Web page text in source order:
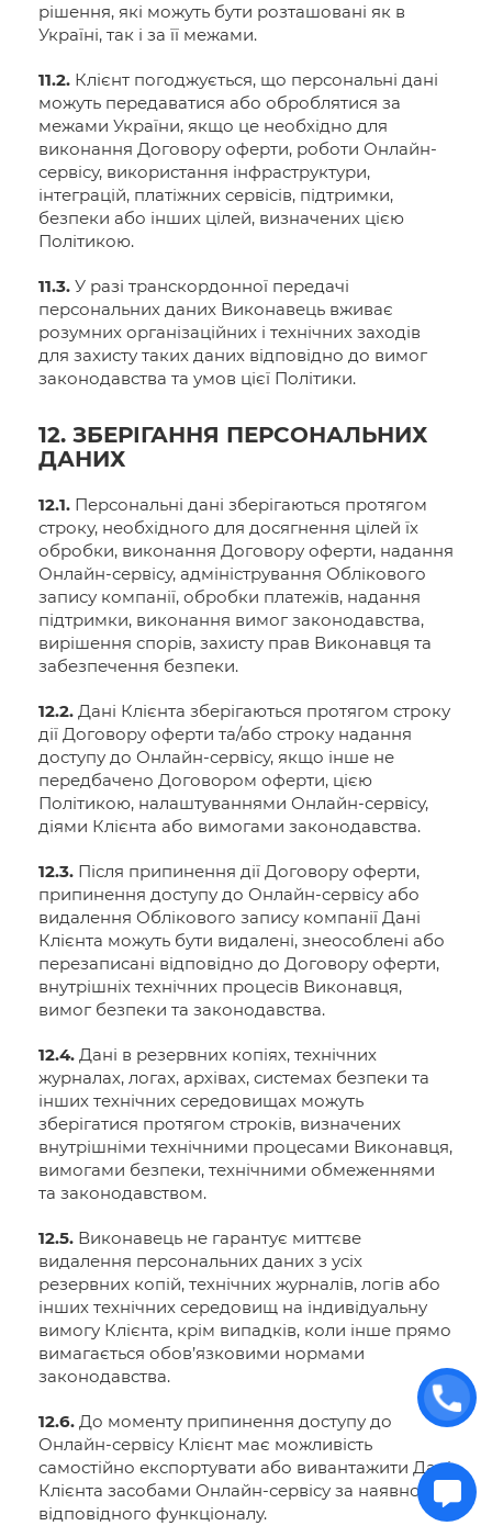
рішення, які можуть бути розташовані як в
Україні, так і за її межами.
11.2. Клієнт погоджується, що персональні дані
можуть передаватися або оброблятися за
межами України, якщо це необхідно для
виконання Договору оферти, роботи Онлайн-
сервісу, використання інфраструктури,
інтеграцій, платіжних сервісів, підтримки,
безпеки або інших цілей, визначених цією
Політикою.
11.3. У разі транскордонної передачі
персональних даних Виконавець вживає
розумних організаційних і технічних заходів
для захисту таких даних відповідно до вимог
законодавства та умов цієї Політики.
12. ЗБЕРІГАННЯ ПЕРСОНАЛЬНИХ
ДАНИХ
12.1. Персональні дані зберігаються протягом
строку, необхідного для досягнення цілей їх
обробки, виконання Договору оферти, надання
Онлайн-сервісу, адміністрування Облікового
запису компанії, обробки платежів, надання
підтримки, виконання вимог законодавства,
вирішення спорів, захисту прав Виконавця та
забезпечення безпеки.
12.2. Дані Клієнта зберігаються протягом строку
дії Договору оферти та/або строку надання
доступу до Онлайн-сервісу, якщо інше не
передбачено Договором оферти, цією
Політикою, налаштуваннями Онлайн-сервісу,
діями Клієнта або вимогами законодавства.
12.3. Після припинення дії Договору оферти,
припинення доступу до Онлайн-сервісу або
видалення Облікового запису компанії Дані
Клієнта можуть бути видалені, знеособлені або
перезаписані відповідно до Договору оферти,
внутрішніх технічних процесів Виконавця,
вимог безпеки та законодавства.
12.4. Дані в резервних копіях, технічних
журналах, логах, архівах, системах безпеки та
інших технічних середовищах можуть
зберігатися протягом строків, визначених
внутрішніми технічними процесами Виконавця,
вимогами безпеки, технічними обмеженнями
та законодавством.
12.5. Виконавець не гарантує миттєве
видалення персональних даних з усіх
резервних копій, технічних журналів, логів або
інших технічних середовищ на індивідуальну
вимогу Клієнта, крім випадків, коли інше прямо
вимагається обов’язковими нормами
законодавства.
12.6. До моменту припинення доступу до
Онлайн-сервісу Клієнт має можливість
самостійно експортувати або вивантажити Дані
Клієнта засобами Онлайн-сервісу за наявності
відповідного функціоналу.